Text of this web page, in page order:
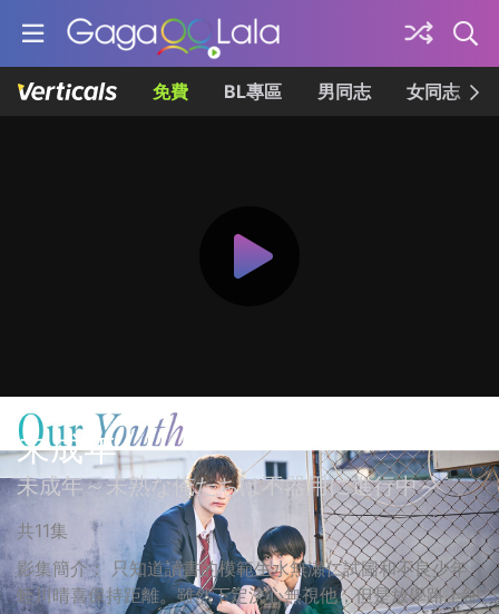
免費 BL專區 男同志 女同志
未成年
未成年～未熟な俺たちは不器用に進行中～
共11集
影集簡介： 只知道讀書的模範生水無瀬仁試圖和不良少年
蛭川晴喜保持距離。雖然下定決心無視他，但是放學路上卻